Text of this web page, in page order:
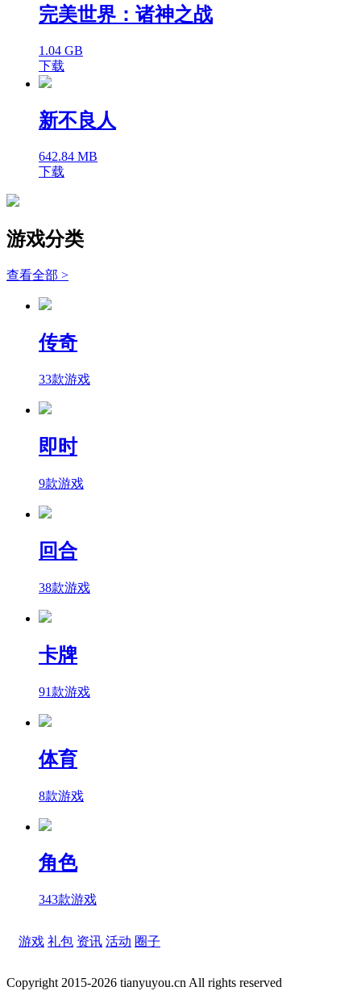
完美世界：诸神之战
1.04 GB
下载
新不良人
642.84 MB
下载
游戏分类
查看全部 >
传奇
33款游戏
即时
9款游戏
回合
38款游戏
卡牌
91款游戏
体育
8款游戏
角色
343款游戏
游戏 礼包 资讯 活动 圈子
Copyright 2015-2026 tianyuyou.cn All rights reserved